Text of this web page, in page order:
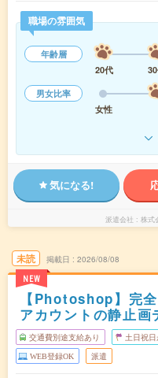
職場の雰囲気
年齢層
20代
男女比率
女性
気になる!
派遣会社 株式
未読
NEW
掲載日 2026/08/08
【Photoshop】完
アカウントの静止画
交通費別途支給あり 土日祝
WEB登録OK 派遣